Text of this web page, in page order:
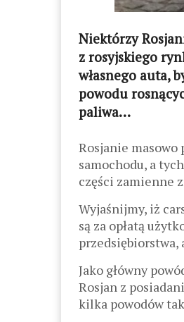
Niektórzy
z rosyjskiego
własnego auta,
powodu
paliwa…
Rosjanie
samochodu, a
części zamienne
Wyjaśnijmy, iż
są za opłatą
przedsiębiorstwa,
Jako główny
Rosjan z
kilka powodów